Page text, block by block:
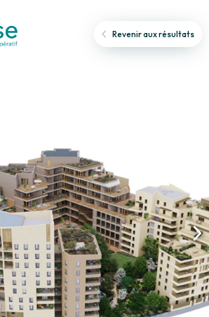
Revenir aux résultats